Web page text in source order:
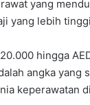
yang
yang lebih
hingga
angka yang
keperawatan